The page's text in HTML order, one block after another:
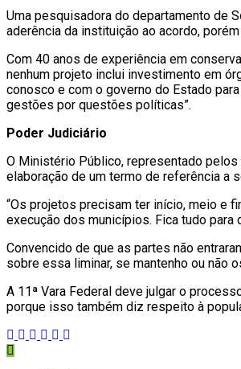
Uma pesquisadora do departamento de
aderência da instituição ao acordo,
Com 40 anos de experiência em
nenhum projeto inclui investimento em
conosco e com o governo do Estado
gestões por questões políticas”.
Poder Judiciário
O Ministério Público, representado
elaboração de um termo de referência a
“Os projetos precisam ter início, meio e
execução dos municípios. Fica tudo para
Convencido de que as partes não
sobre essa liminar, se mantenho ou não
A 11ª Vara Federal deve julgar o
porque isso também diz respeito à